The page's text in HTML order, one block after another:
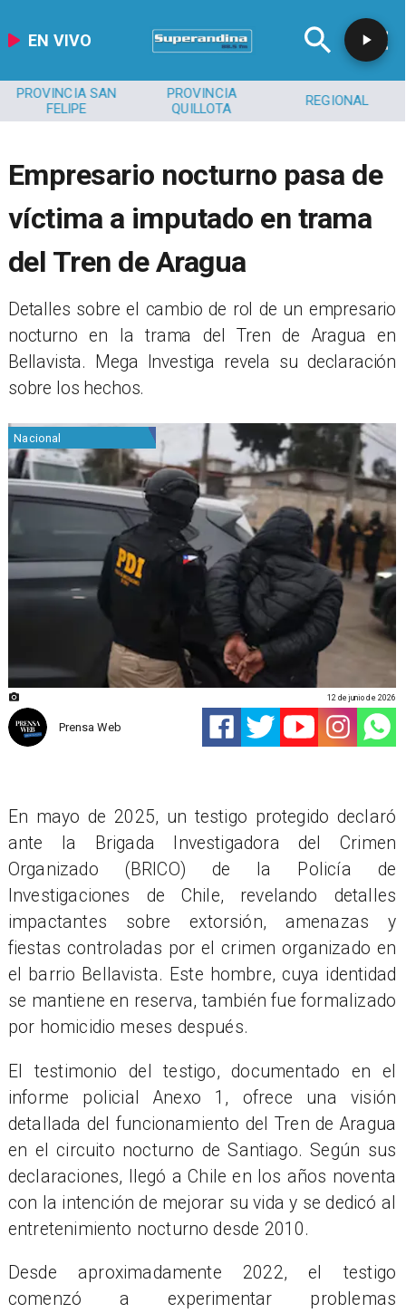
EN VIVO
PROVINCIA SAN
FELIPE
PROVINCIA
QUILLOTA
REGIONAL
Empresario nocturno pasa de
víctima a imputado en trama
del Tren de Aragua
Detalles sobre el cambio de rol de un empresario
nocturno en la trama del Tren de Aragua en
Bellavista. Mega Investiga revela su declaración
sobre los hechos.
Nacional
Prensa Web
12 de junio de 2026
En mayo de 2025, un testigo protegido declaró
ante la Brigada Investigadora del Crimen
Organizado (BRICO) de la Policía de
Investigaciones de Chile, revelando detalles
impactantes sobre extorsión, amenazas y
fiestas controladas por el crimen organizado en
el barrio Bellavista. Este hombre, cuya identidad
se mantiene en reserva, también fue formalizado
por homicidio meses después.
El testimonio del testigo, documentado en el
informe policial Anexo 1, ofrece una visión
detallada del funcionamiento del Tren de Aragua
en el circuito nocturno de Santiago. Según sus
declaraciones, llegó a Chile en los años noventa
con la intención de mejorar su vida y se dedicó al
entretenimiento nocturno desde 2010.
Desde aproximadamente 2022, el testigo
comenzó a experimentar problemas